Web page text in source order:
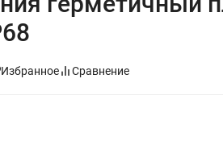
Избранное Сравнение